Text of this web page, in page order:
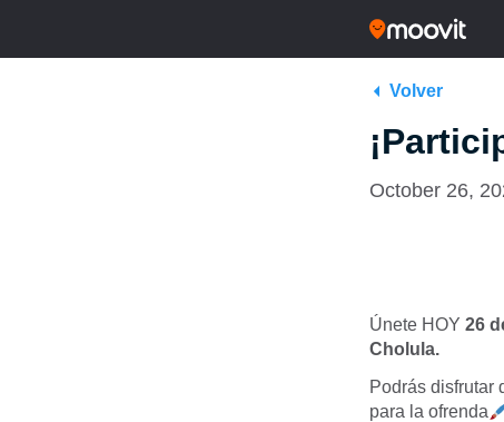
Volver
October 26,
Únete HOY 26
Cholula.
Podrás disfrutar
para la ofrenda